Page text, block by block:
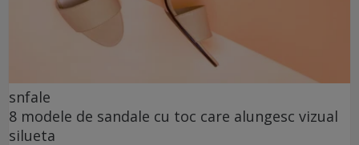
snfale
8 modele de sandale cu toc care alungesc vizual
silueta